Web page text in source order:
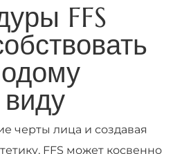
FFS
черты лица и создавая
FFS может косвенно